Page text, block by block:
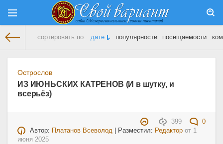
сортировать по: дате популярности посещаемости
Острослов
ИЗ ИЮНЬСКИХ КАТРЕНОВ (И в шутку, и
всерьёз)
399
0
Автор:
Платанов Всеволод | Разместил: Редактор от 1
июня 2025